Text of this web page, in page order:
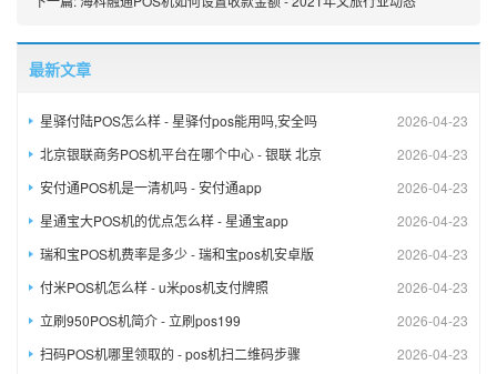
最新文章
2026-04-23
星驿付陆POS怎么样 - 星驿付pos能用吗,安全吗
2026-04-23
北京银联商务POS机平台在哪个中心 - 银联 北京
2026-04-23
安付通POS机是一清机吗 - 安付通app
2026-04-23
星通宝大POS机的优点怎么样 - 星通宝app
2026-04-23
瑞和宝POS机费率是多少 - 瑞和宝pos机安卓版
2026-04-23
付米POS机怎么样 - u米pos机支付牌照
2026-04-23
立刷950POS机简介 - 立刷pos199
2026-04-23
扫码POS机哪里领取的 - pos机扫二维码步骤